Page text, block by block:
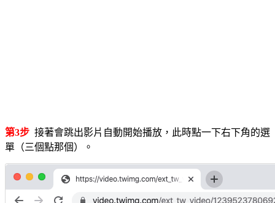
第3步 接著會跳出影片自動開始播放，此時點一下右下角的選
單（三個點那個）。